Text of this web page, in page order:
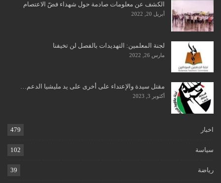
الكشف عن معلومات صادمة حول شهداء فضّ الاعتصام
أبريل 20, 2022
لجنة المعلمين: التهديدات بالفصل لن تخيفنا
مارس 26, 2022
مقتل سيدة والإعتداء على أخرى على يد مليشيا الدعم…
أكتوبر 3, 2023
اخبار 479
سياسة 102
رياضة 39